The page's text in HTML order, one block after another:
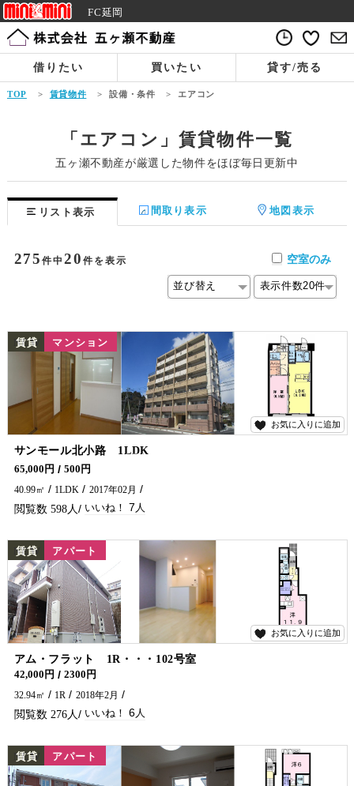
FC延岡
借りたい 買いたい 貸す/売る
TOP > 賃貸物件 > 設備・条件 > エアコン
「エアコン」賃貸物件一覧
五ヶ瀬不動産が厳選した物件をほぼ毎日更新中
リスト表示 間取り表示 地図表示
275件中20 件を表示 空室のみ
お気に入りに追加
賃貸
NEW マンション
サンモール北小路 1LDK
ハイグレード次世代型省エネマンションに空予定です♪ 共用部分・室内の設備も整ったおすすめ物件です！ 延岡市のアパート・マンションのことなら五ヶ瀬不動産へお問合せください🏠✨
65,000円
500円
40.99㎡
1LDK 2017年02月
598 7
お気に入りに追加
賃貸
NEW アパート
アム・フラット 1R・・・102号室
42,000円
2300円
32.94㎡
1R 2018年2月
276 6
賃貸
NEW アパート